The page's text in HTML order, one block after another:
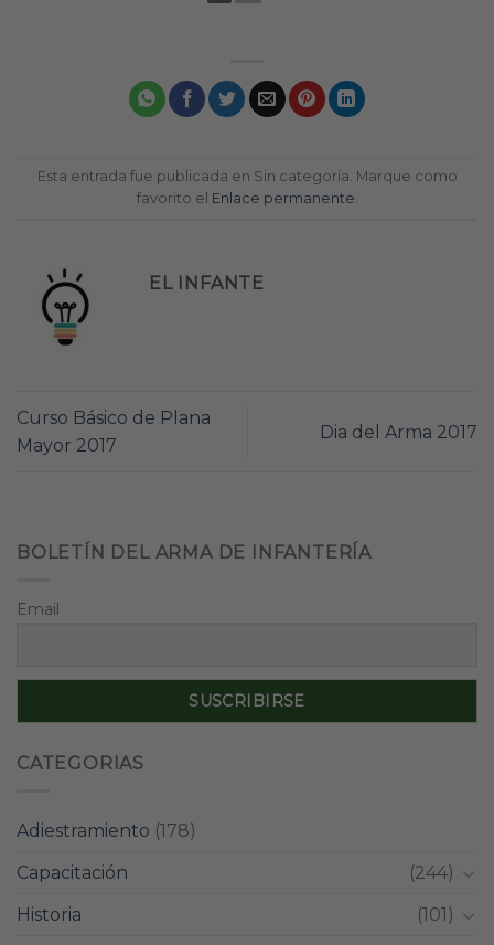
Esta entrada fue publicada en Sin categoría. Marque como
favorito el Enlace permanente.
EL INFANTE
Curso Básico de Plana
Mayor 2017
Dia del Arma 2017
BOLETÍN DEL ARMA DE INFANTERÍA
Email
CATEGORIAS
Adiestramiento (178)
Capacitación
(244)
Historia
(101)